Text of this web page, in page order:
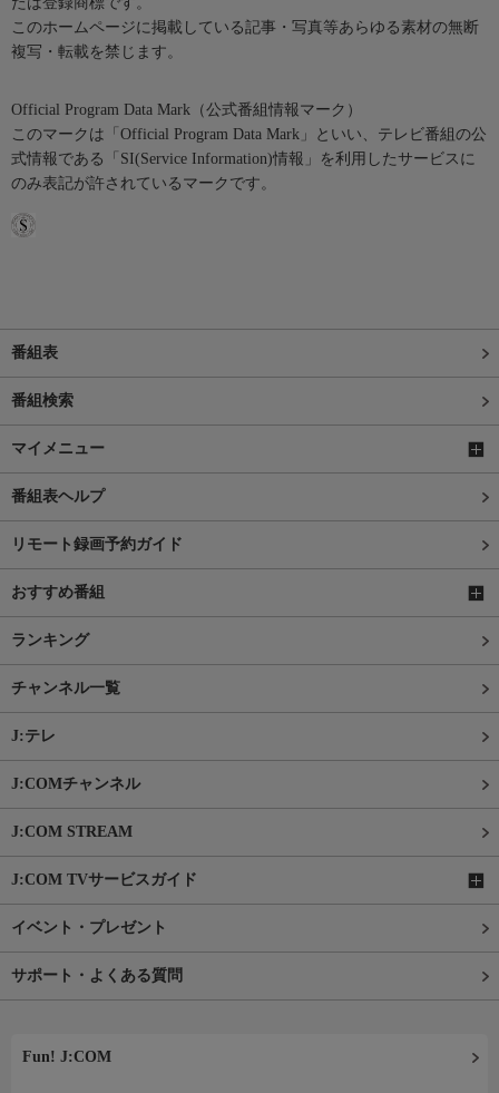
このホームページに掲載している記事・写真等あらゆる素材の無断
複写・転載を禁じます。
Official Program Data Mark（公式番組情報マーク）
このマークは「Official Program Data Mark」といい、テレビ番組の公
式情報である「SI(Service Information)情報」を利用したサービスに
のみ表記が許されているマークです。
番組表
番組検索
マイメニュー
番組表ヘルプ
リモート録画予約ガイド
おすすめ番組
ランキング
チャンネル一覧
J:テレ
J:COMチャンネル
J:COM STREAM
J:COM TVサービスガイド
イベント・プレゼント
サポート・よくある質問
Fun! J:COM